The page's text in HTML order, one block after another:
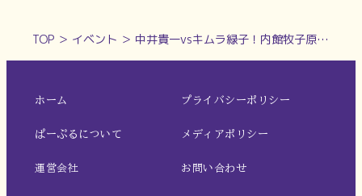
TOP ＞ イベント ＞ 中井貴一vsキムラ緑子！内館牧子原作の二人舞台「終わった人」【奈良市】
ホーム
ぱーぷるについて
運営会社
プライバシーポリシー
メディアポリシー
お問い合わせ